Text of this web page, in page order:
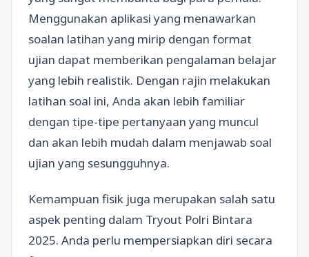
Menggunakan aplikasi yang menawarkan
soalan latihan yang mirip dengan format
ujian dapat memberikan pengalaman belajar
yang lebih realistik. Dengan rajin melakukan
latihan soal ini, Anda akan lebih familiar
dengan tipe-tipe pertanyaan yang muncul
dan akan lebih mudah dalam menjawab soal
ujian yang sesungguhnya.
Kemampuan fisik juga merupakan salah satu
aspek penting dalam Tryout Polri Bintara
2025. Anda perlu mempersiapkan diri secara